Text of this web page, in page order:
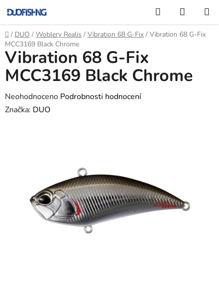
na
obsah
Hledat
KOŠÍK
Domů
/ DUO / Woblery Realis / Vibration 68 G-Fix / Vibration 68 G-Fix
MCC3169 Black Chrome
Vibration 68 G-Fix
MCC3169 Black Chrome
Průměrné
hodnocení
hvězdiček.
Neohodnoceno Podrobnosti hodnocení
Značka: DUO